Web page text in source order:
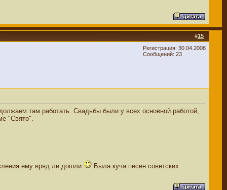
#15
Регистрация: 30.04.2008
Сообщений: 23
там работать. Свадьбы были у всех основной работой,
"Свято".
ему вряд ли дошли Была куча песен советских